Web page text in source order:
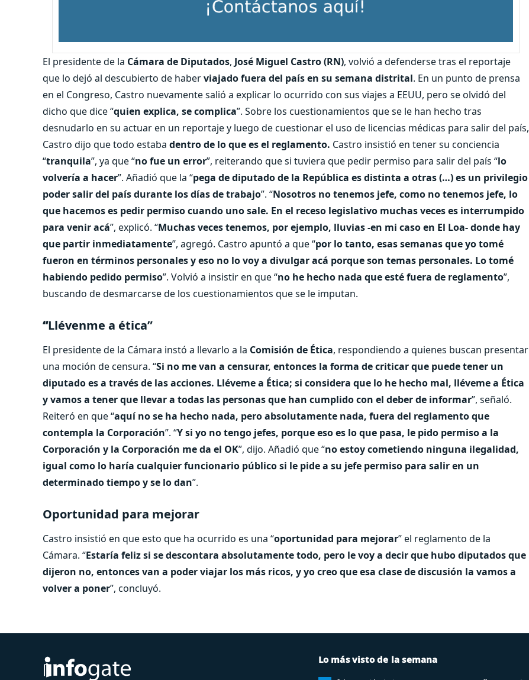
El presidente de la Cámara de Diputados, José Miguel Castro (RN), volvió a defenderse tras el reportaje
que lo dejó al descubierto de haberviajado fuera del país en su semana distrital. En un punto de prensa
en el Congreso, Castro nuevamente salió a explicar lo ocurrido con sus viajes a EEUU, pero se olvidó del
dicho que dice “quien explica, se complica”. Sobre los cuestionamientos que se le han hecho tras
desnudarlo en su actuar en un reportaje y luego de cuestionar el uso de licencias médicas para salir del país,
Castro dijo que todo estaba dentro de lo que es el reglamento. Castro insistió en tener su conciencia
“tranquila”, ya que “no fue un error”, reiterando que si tuviera que pedir permiso para salir del país “lo
volvería a hacer”. Añadió que la “pega de diputado de la República es distinta a otras (…) es un privilegio
poder salir del país durante los días de trabajo”. “Nosotros no tenemos jefe, como no tenemos jefe, lo
que hacemos es pedir permiso cuando uno sale. En el receso legislativo muchas veces es interrumpido
para venir acá”, explicó. “Muchas veces tenemos, por ejemplo, lluvias -en mi caso en El Loa- donde hay
que partir inmediatamente”, agregó. Castro apuntó a que “por lo tanto, esas semanas que yo tomé
fueron en términos personales y eso no lo voy a divulgar acá porque son temas personales. Lo tomé
habiendo pedido permiso”. Volvió a insistir en que “no he hecho nada que esté fuera de reglamento”,
buscando de desmarcarse de los cuestionamientos que se le imputan.
“Llévenme a ética”
El presidente de la Cámara instó a llevarlo a la Comisión de Ética, respondiendo a quienes buscan presentar
una moción de censura. “Si no me van a censurar, entonces la forma de criticar que puede tener un
diputado es a través de las acciones. Lléveme a Ética; si considera que lo he hecho mal, lléveme a Ética
y vamos a tener que llevar a todas las personas que han cumplido con el deber de informar”, señaló.
Reiteró en que “aquí no se ha hecho nada, pero absolutamente nada, fuera del reglamento que
contempla la Corporación”. “Y si yo no tengo jefes, porque eso es lo que pasa, le pido permiso a la
Corporación y la Corporación me da el OK”, dijo. Añadió que “no estoy cometiendo ninguna ilegalidad,
igual como lo haría cualquier funcionario público si le pide a su jefe permiso para salir en un
determinado tiempo y se lo dan”.
Oportunidad para mejorar
Castro insistió en que esto que ha ocurrido es una “oportunidad para mejorar” el reglamento de la
Cámara. “Estaría feliz si se descontara absolutamente todo, pero le voy a decir que hubo diputados que
dijeron no, entonces van a poder viajar los más ricos, y yo creo que esa clase de discusión la vamos a
volver a poner”, concluyó.
Lo más visto de la semana